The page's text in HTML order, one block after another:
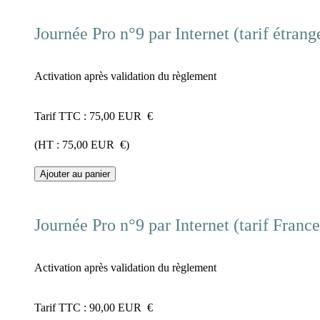
Journée Pro n°9 par Internet (tarif
Activation après validation du règlement
Tarif TTC : 75,00 EUR €
(HT : 75,00 EUR €)
Ajouter au panier
Journée Pro n°9 par Internet (tarif
Activation après validation du règlement
Tarif TTC : 90,00 EUR €